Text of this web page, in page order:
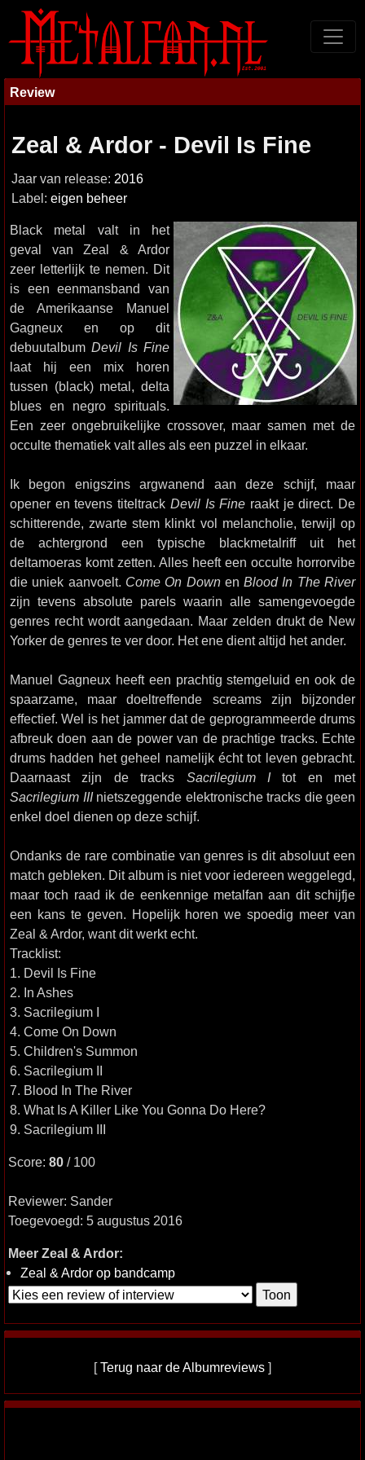
Review
Zeal & Ardor - Devil Is Fine
Jaar van release: 2016
Label: eigen beheer
Black metal valt in het
geval van Zeal & Ardor
zeer letterlijk te nemen. Dit
is een eenmansband van
de Amerikaanse Manuel
Gagneux en op dit
debuutalbumDevil Is Fine
laat hij een mix horen
tussen (black) metal, delta
blues en negro spirituals.
Een zeer ongebruikelijke crossover, maar samen met de
occulte thematiek valt alles als een puzzel in elkaar.
Ik begon enigszins argwanend aan deze schijf, maar
opener en tevens titeltrack Devil Is Fine raakt je direct. De
schitterende, zwarte stem klinkt vol melancholie, terwijl op
de achtergrond een typische blackmetalriff uit het
deltamoeras komt zetten. Alles heeft een occulte horrorvibe
die uniek aanvoelt. Come On DownenBlood In The River
zijn tevens absolute parels waarin alle samengevoegde
genres recht wordt aangedaan. Maar zelden drukt de New
Yorker de genres te ver door. Het ene dient altijd het ander.
Manuel Gagneux heeft een prachtig stemgeluid en ook de
spaarzame, maar doeltreffende screams zijn bijzonder
effectief. Wel is het jammer dat de geprogrammeerde drums
afbreuk doen aan de power van de prachtige tracks. Echte
drums hadden het geheel namelijk écht tot leven gebracht.
Daarnaast zijn de tracks Sacrilegium Itot en met
Sacrilegium IIInietszeggende elektronische tracks die geen
enkel doel dienen op deze schijf.
Ondanks de rare combinatie van genres is dit absoluut een
match gebleken. Dit album is niet voor iedereen weggelegd,
maar toch raad ik de eenkennige metalfan aan dit schijfje
een kans te geven. Hopelijk horen we spoedig meer van
Zeal & Ardor, want dit werkt echt.
Tracklist:
1. Devil Is Fine
2. In Ashes
3. Sacrilegium I
4. Come On Down
5. Children's Summon
6. Sacrilegium II
7. Blood In The River
8. What Is A Killer Like You Gonna Do Here?
9. Sacrilegium III
Score: 80 / 100
Reviewer: Sander
Toegevoegd: 5 augustus 2016
Meer Zeal & Ardor:
Zeal & Ardor op bandcamp
[Terug naar de Albumreviews ]